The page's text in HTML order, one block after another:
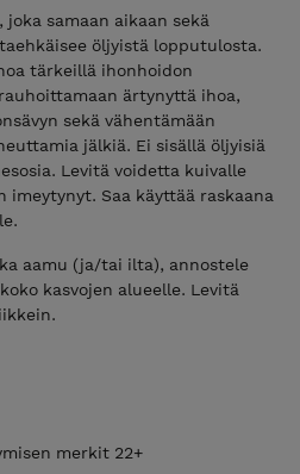
joka samaan aikaan sekä
öljyistä lopputulosta.
tärkeillä ihonhoidon
ärtynyttä ihoa,
sekä vähentämään
jälkiä. Ei sisällä öljyisiä
Levitä voidetta kuivalle
imeytynyt. Saa käyttää raskaana
aamu (ja/tai ilta), annostele
kasvojen alueelle. Levitä
merkit 22+